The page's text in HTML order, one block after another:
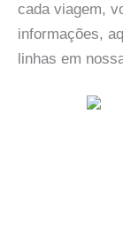
cada viagem,
informações,
linhas em